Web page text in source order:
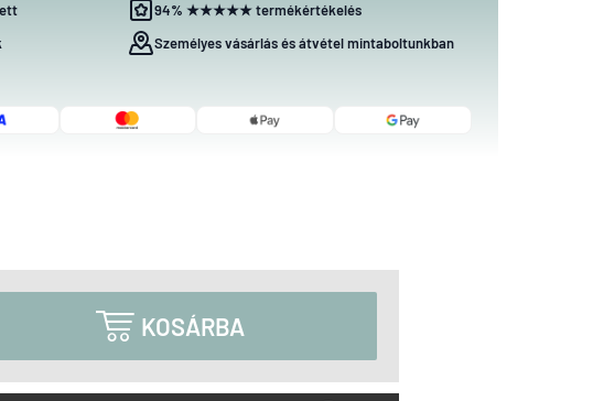
94% ★★★★★ termékértékelés
Személyes vásárlás és átvétel mintaboltunkban
 KOSÁRBA